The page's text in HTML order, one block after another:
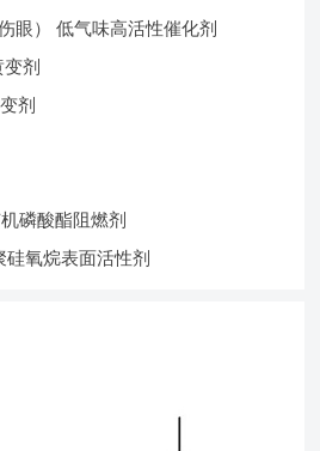
眼） 低气味高活性催化剂
剂
剂
磷酸酯阻燃剂
氧烷表面活性剂